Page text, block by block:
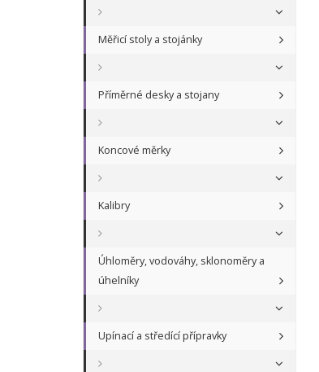
Měřicí stoly a stojánky
Příměrné desky a stojany
Koncové měrky
Kalibry
Úhloměry, vodováhy, sklonoměry a
úhelníky
Upínací a středící přípravky